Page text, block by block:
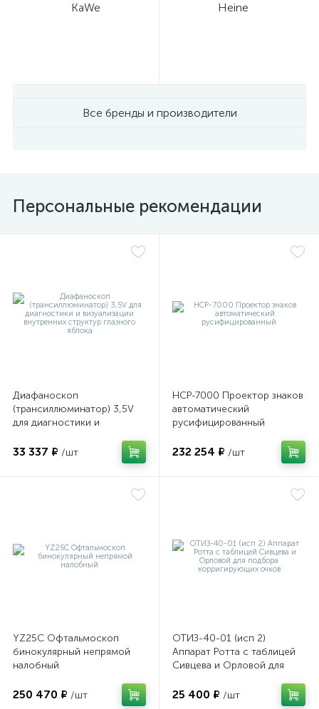
KaWe Heine
Все бренды и производители
Персональные рекомендации
Диафаноскоп
(трансиллюминатор) 3,5V
для диагностики и
структур глазного яблока
33 337 ₽ /шт
НСР-7000 Проектор знаков
автоматический
русифицированный
232 254 ₽ /шт
YZ25C Офтальмоскоп
бинокулярный непрямой
налобный
250 470 ₽ /шт
ОТИЗ-40-01 (исп 2)
Аппарат Ротта с таблицей
Сивцева и Орловой для
очков
25 400 ₽ /шт